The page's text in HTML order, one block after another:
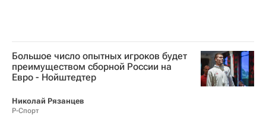
Большое число опытных игроков будет
преимуществом сборной России на
Евро - Нойштедтер
Николай Рязанцев
Р-Спорт